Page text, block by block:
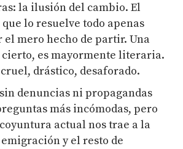
la ilusión del cambio. El
lo resuelve todo apenas
el mero hecho de partir. Una
es mayormente literaria.
drástico, desaforado.
denuncias ni propagandas
más incómodas, pero
actual nos trae a la
y el resto de